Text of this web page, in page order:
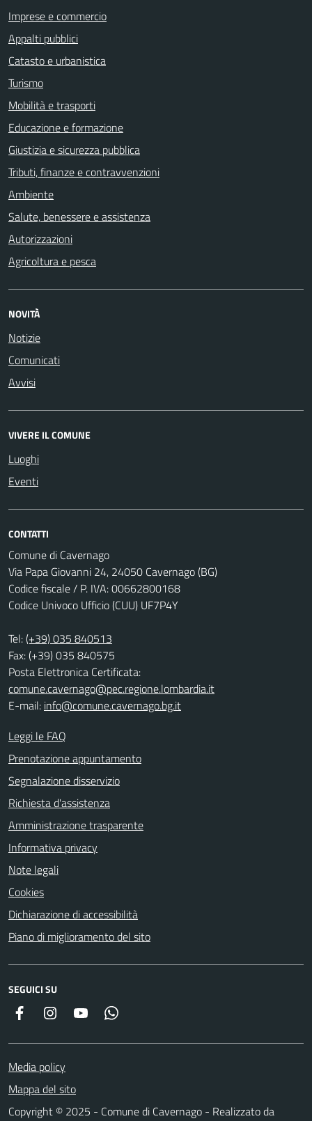
Imprese e commercio
Appalti pubblici
Catasto e urbanistica
Turismo
Mobilità e trasporti
Educazione e formazione
Giustizia e sicurezza pubblica
Tributi, finanze e contravvenzioni
Ambiente
Salute, benessere e assistenza
Autorizzazioni
Agricoltura e pesca
NOVITÀ
Notizie
Comunicati
Avvisi
VIVERE IL COMUNE
Luoghi
Eventi
CONTATTI
Comune di Cavernago
Via Papa Giovanni 24, 24050 Cavernago (BG)
Codice fiscale / P. IVA: 00662800168
Codice Univoco Ufficio (CUU) UF7P4Y
Tel:(+39) 035 840513
Fax: (+39) 035 840575
Posta Elettronica Certificata:
comune.cavernago@pec.regione.lombardia.it
E-mail: info@comune.cavernago.bg.it
Leggi le FAQ
Prenotazione appuntamento
Segnalazione disservizio
Richiesta d'assistenza
Amministrazione trasparente
Informativa privacy
Note legali
Cookies
Dichiarazione di accessibilità
Piano di miglioramento del sito
SEGUICI SU
Facebook InstagramYouTube
Media policy
Mappa del sito
Copyright © 2025 - Comune di Cavernago - Realizzato da